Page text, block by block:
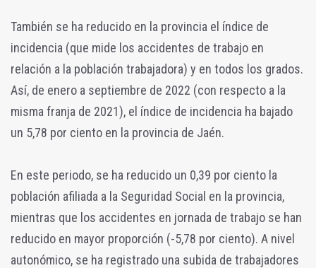
También se ha reducido en la provincia el índice de
incidencia (que mide los accidentes de trabajo en
relación a la población trabajadora) y en todos los grados.
Así, de enero a septiembre de 2022 (con respecto a la
misma franja de 2021), el índice de incidencia ha bajado
un 5,78 por ciento en la provincia de Jaén.
En este periodo, se ha reducido un 0,39 por ciento la
población afiliada a la Seguridad Social en la provincia,
mientras que los accidentes en jornada de trabajo se han
reducido en mayor proporción (-5,78 por ciento). A nivel
autonómico, se ha registrado una subida de trabajadores